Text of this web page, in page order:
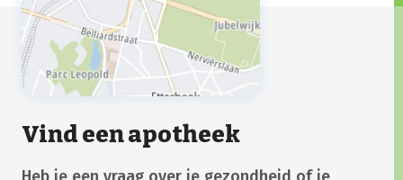
Vind een apotheek